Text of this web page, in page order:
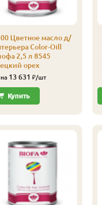
Цветное масло д/
Color-Oill
2,5 л 8545
орех
13 631 ₽/шт
Купить